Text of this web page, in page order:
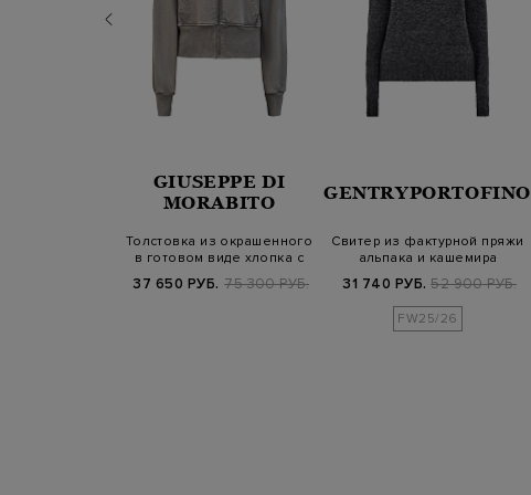
GIUSEPPE DI
MORABITO
Толстовка из окрашенного
в готовом виде хлопка с
37 650 РУБ. 75 300 РУБ.
GENTRYPORTOFINO
Свитер из фактурной пряжи
альпака и кашемира
31 740 РУБ. 52 900 РУБ.
FW25/26